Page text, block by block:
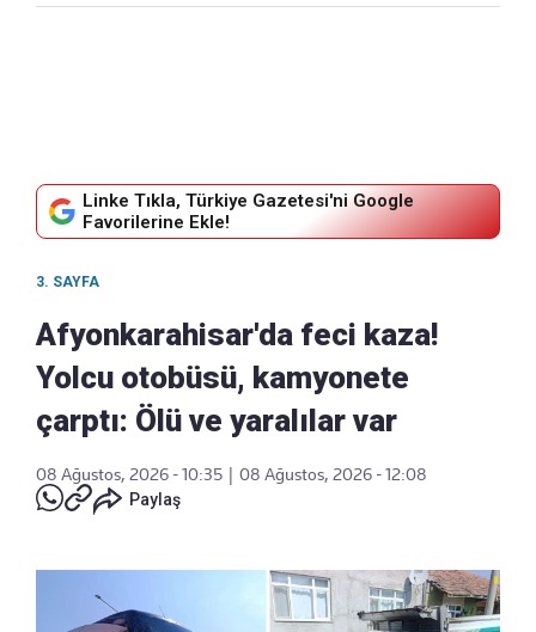
Linke Tıkla, Türkiye Gazetesi'ni Google
Favorilerine Ekle!
3. SAYFA
Afyonkarahisar'da feci kaza!
Yolcu otobüsü, kamyonete
çarptı: Ölü ve yaralılar var
08 Ağustos, 2026 - 10:35
08 Ağustos, 2026 - 12:08
Paylaş